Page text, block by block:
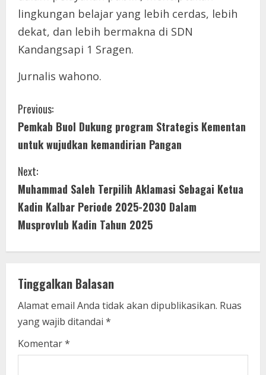
lingkungan belajar yang lebih cerdas, lebih
dekat, dan lebih bermakna di SDN
Kandangsapi 1 Sragen.
Jurnalis wahono.
C
o
n
t
i
n
u
e
R
e
a
Previous:
Pemkab Buol Dukung program Strategis Kementan
untuk wujudkan kemandirian Pangan
Next:
Muhammad Saleh Terpilih Aklamasi Sebagai Ketua
Kadin Kalbar Periode 2025-2030 Dalam
Musprovlub Kadin Tahun 2025
Tinggalkan Balasan
Alamat email Anda tidak akan dipublikasikan. Ruas
yang wajib ditandai *
Komentar*